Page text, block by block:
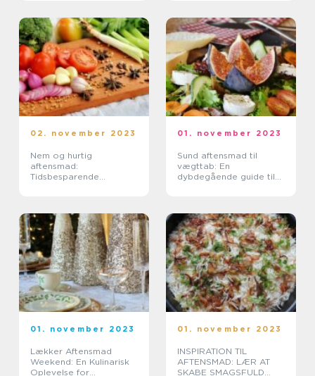
02. november 2023
Nem og hurtig
aftensmad:
Tidsbesparende
01. november 2023
Sund aftensmad til
vægttab: En
dybdegående guide til
01. november 2023
Lækker Aftensmad
Weekend: En Kulinarisk
Oplevelse for
01. november 2023
INSPIRATION TIL
AFTENSMAD: LÆR AT
SKABE SMAGSFULD